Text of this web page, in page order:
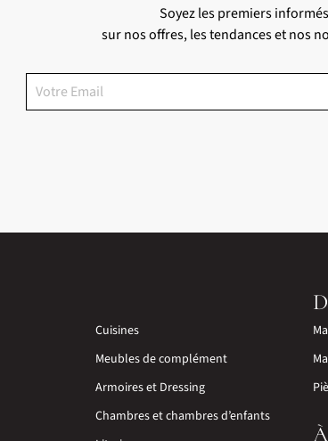
Soyez les premiers informés
sur nos offres, les tendances et nos
Cuisines
Meubles de complément
Armoires et Dressing
Chambres et chambres d’enfants